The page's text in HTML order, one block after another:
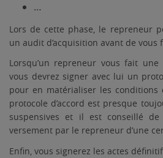
…
Lors de cette phase, le repreneur
un audit d’acquisition avant de vous
Lorsqu’un repreneur vous fait
vous devrez signer avec lui un
pour en matérialiser les conditions
protocole d’accord est presque
suspensives et il est conseillé de
versement par le repreneur d’une
Enfin, vous signerez les actes